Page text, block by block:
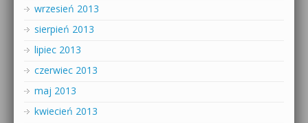
wrzesień 2013
sierpień 2013
lipiec 2013
czerwiec 2013
maj 2013
kwiecień 2013